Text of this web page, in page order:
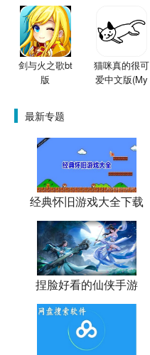
剑与火之歌bt
版
猫咪真的很可
爱中文版(My
最新专题
经典怀旧游戏大全下载
捏脸好看的仙侠手游